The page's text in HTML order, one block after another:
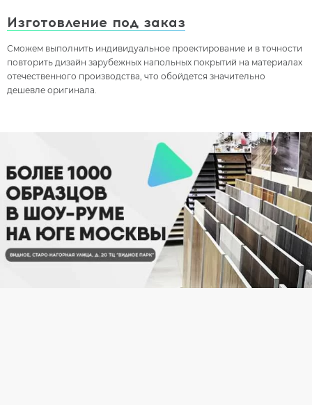
Изготовление под заказ
Сможем выполнить индивидуальное проектирование и в точности
повторить дизайн зарубежных напольных покрытий на материалах
отечественного производства, что обойдется значительно
дешевле оригинала.